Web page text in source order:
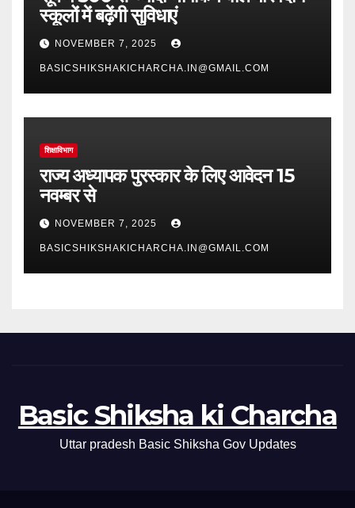
स्कूलों में बढ़ेंगी सुविधाएं
NOVEMBER 7, 2025
BASICSHIKSHAKICHARCHA.IN@GMAIL.COM
शिक्षाविभाग
राज्य अध्यापक पुरस्कार के लिए आवेदन 15
नवम्बर से
NOVEMBER 7, 2025
BASICSHIKSHAKICHARCHA.IN@GMAIL.COM
Basic Shiksha ki Charcha
Uttar pradesh Basic Shiksha Gov Updates